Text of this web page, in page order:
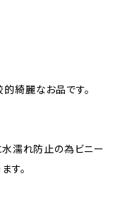
綺麗なお品です。
水濡れ防止の為ビニー
す。